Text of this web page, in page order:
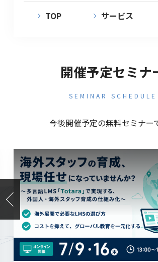
TOP サービス
開催予定セミナ
SEMINAR SCHEDULE
今後開催予定の無料セミナー